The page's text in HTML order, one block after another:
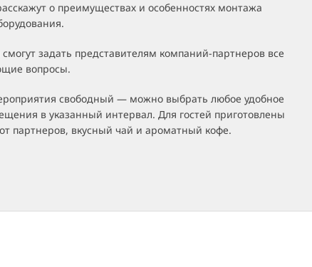
о преимуществах и особенностях монтажа
задать представителям компаний-партнеров все
вопросы.
свободный — можно выбрать любое удобное
в указанный интервал. Для гостей приготовлены
партнеров, вкусный чай и ароматный кофе.